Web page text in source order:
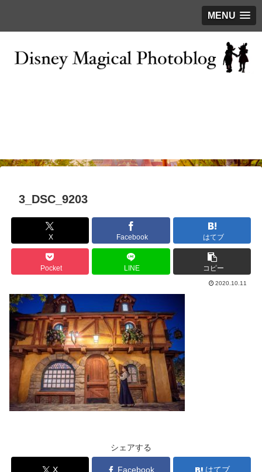
MENU
3_DSC_9203
X Facebook はてブ
Pocket LINE コピー
2020.10.11
シェアする
X Facebook はてブ